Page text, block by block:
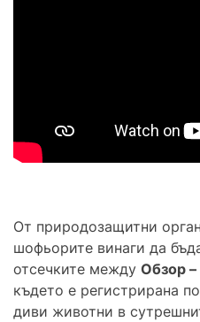
От природозащитни
шофьорите винаги да
отсечките между Обзор –
където е регистрирана
диви животни в